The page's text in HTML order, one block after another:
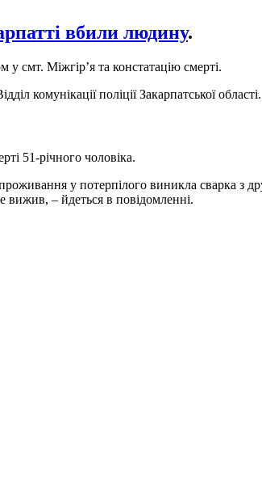
вбили людину.
смт. Міжгір’я та констатацію смерті.
комунікації поліції Закарпатської області.
51-річного чоловіка.
у потерпілого виникла сварка з
вижив, – йдеться в повідомленні.